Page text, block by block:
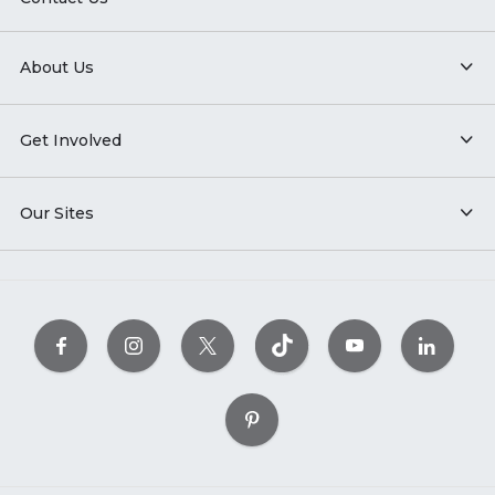
About Us
Get Involved
Our Sites